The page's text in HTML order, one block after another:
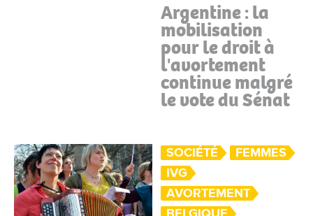
Argentine : la
mobilisation
pour le droit à
l'avortement
continue malgré
le vote du Sénat
SOCIÉTÉ
FEMMES
IVG
AVORTEMENT